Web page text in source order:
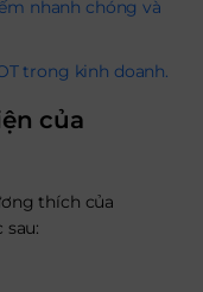
nhanh chóng và
trong kinh doanh.
của
thích của